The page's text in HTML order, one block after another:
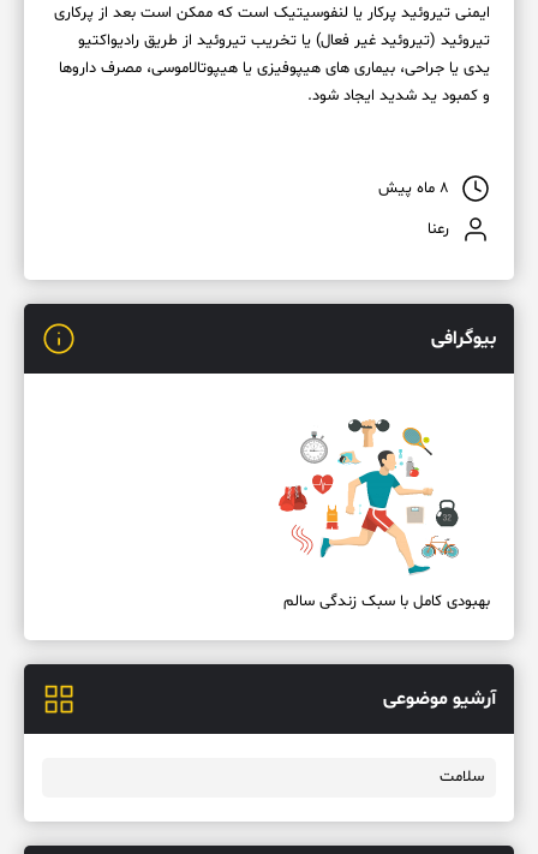
ایمنی تیروئید پرکار یا لنفوسیتیک است که ممکن است بعد از پرکاری
تیروئید (تیروئید غیر فعال) یا تخریب تیروئید از طریق رادیواکتیو
یدی یا جراحی، بیماری های هیپوفیزی یا هیپوتالاموسی، مصرف داروها
و کمبود ید شدید ایجاد شود.
۸ ماه پیش
رعنا
بیوگرافی
بهبودی کامل با سبک زندگی سالم
آرشیو موضوعی
سلامت